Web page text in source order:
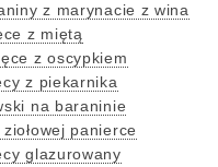
z marynacie z wina
z miętą
z oscypkiem
z piekarnika
na baraninie
panierce
glazurowany